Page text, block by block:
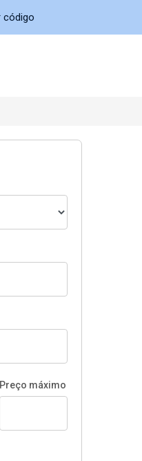
Preço máximo